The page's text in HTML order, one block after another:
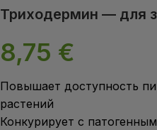
Триходермин — для
8,75 €
Повышает доступность
растений
Конкурирует с